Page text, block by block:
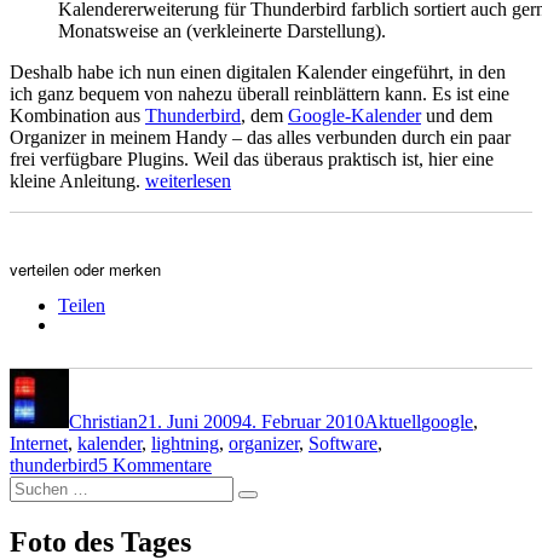
Kalendererweiterung für Thunderbird farblich sortiert auch
Monatsweise an (verkleinerte Darstellung).
Deshalb habe ich nun einen digitalen Kalender eingeführt, in den
ich ganz bequem von nahezu überall reinblättern kann. Es ist eine
Kombination aus Thunderbird, dem Google-Kalenderund dem
Organizer in meinem Handy – das alles verbunden durch ein paar
frei verfügbare Plugins. Weil das überaus praktisch ist, hier eine
kleine Anleitung. „Termin-
weiterlesen
verteilen oder merken
Teilen
Christian21. Juni 20094. Februar 2010Aktuellgoogle,
Internet, kalender, lightning, organizer, Software,
thunderbird5 Kommentarezu
Jonglage
Suchen
nach:
Suchen
Foto des Tages